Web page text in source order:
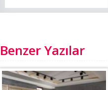
Benzer Yazılar